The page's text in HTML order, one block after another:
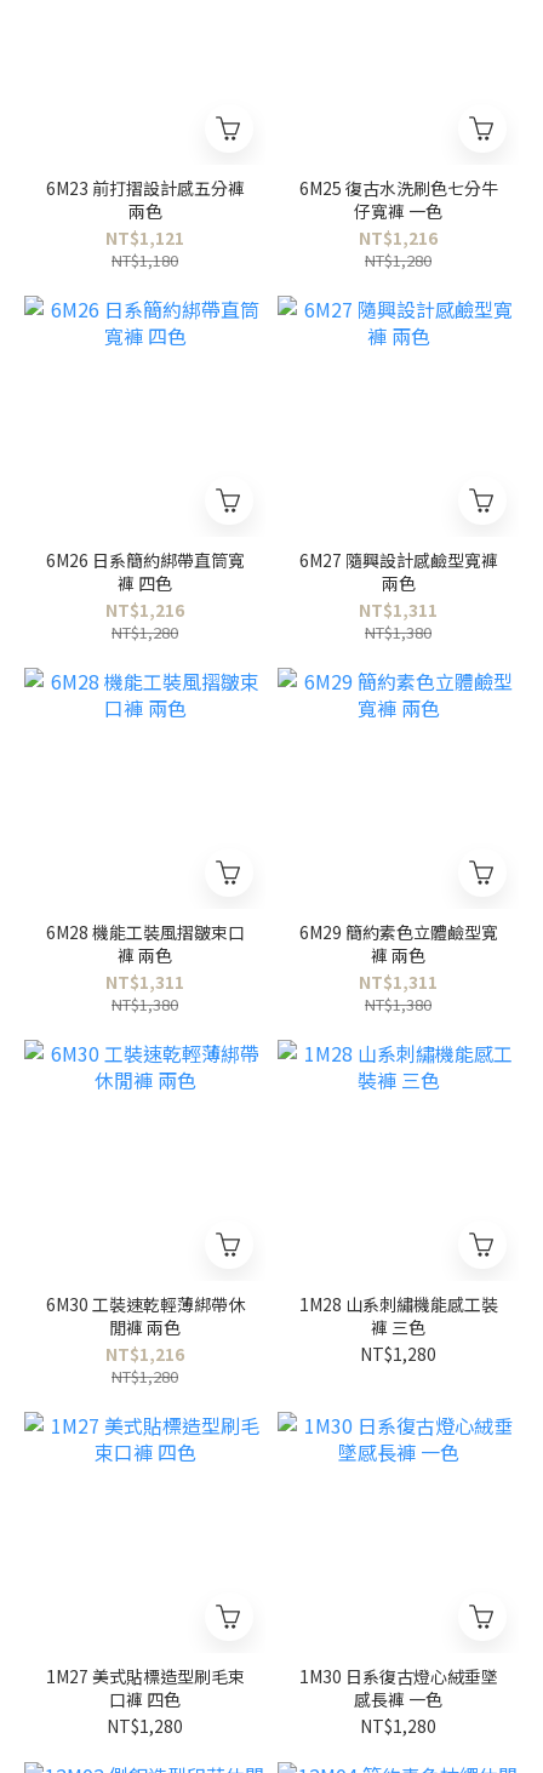
6M23 前打摺設計感五分褲
兩色
NT$1,121
NT$1,180
6M25 復古水洗刷色七分牛
仔寬褲 一色
NT$1,216
NT$1,280
6M26 日系簡約綁帶直筒寬
褲 四色
NT$1,216
NT$1,280
6M27 隨興設計感鹼型寬褲
兩色
NT$1,311
NT$1,380
6M28 機能工裝風摺皺束口
褲 兩色
NT$1,311
NT$1,380
6M29 簡約素色立體鹼型寬
褲 兩色
NT$1,311
NT$1,380
6M30 工裝速乾輕薄綁帶休
閒褲 兩色
NT$1,216
NT$1,280
1M28 山系刺繡機能感工裝
褲 三色
NT$1,280
1M27 美式貼標造型刷毛束
口褲 四色
NT$1,280
1M30 日系復古燈心絨垂墜
感長褲 一色
NT$1,280